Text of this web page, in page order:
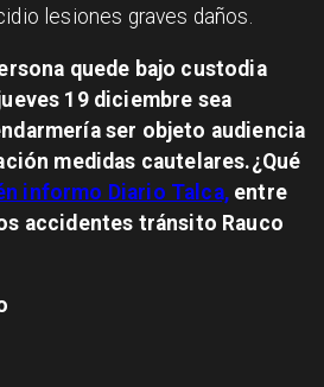
lesiones graves daños.
quede bajo custodia
19 diciembre sea
ser objeto audiencia
medidas cautelares.¿Qué
informo Diario Talca,entre
accidentes tránsito Rauco